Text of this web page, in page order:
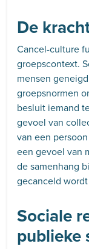
De
Cancel-culture
groepscontext.
mensen
groepsnormen
besluit iemand
gevoel van
van een
een gevoel van
de samenhang
gecanceld
Sociale
publieke